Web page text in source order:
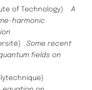
of Technology) A
harmonic
Some recent
fields on